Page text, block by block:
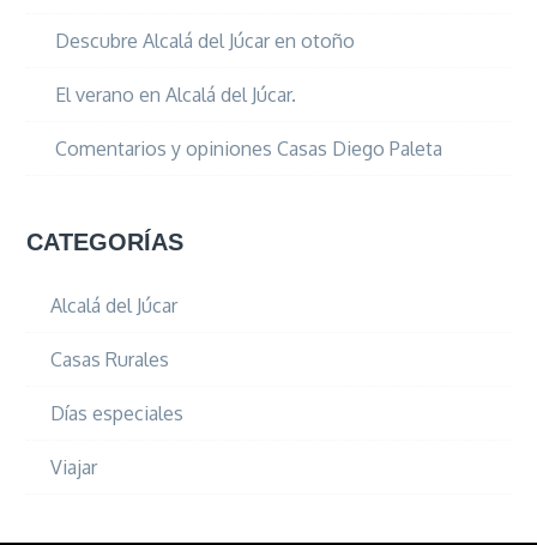
Descubre Alcalá del Júcar en otoño
El verano en Alcalá del Júcar.
Comentarios y opiniones Casas Diego Paleta
CATEGORÍAS
Alcalá del Júcar
Casas Rurales
Días especiales
Viajar